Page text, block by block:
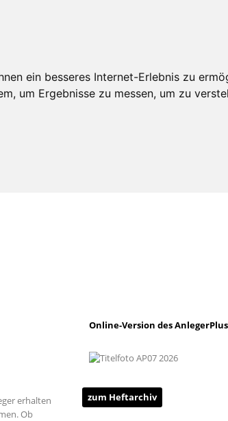
ein besseres Internet-Erlebnis zu
um Ergebnisse zu messen, um zu
erhalten
Ob
Online-Version des AnlegerPlus
zum Heftarchiv